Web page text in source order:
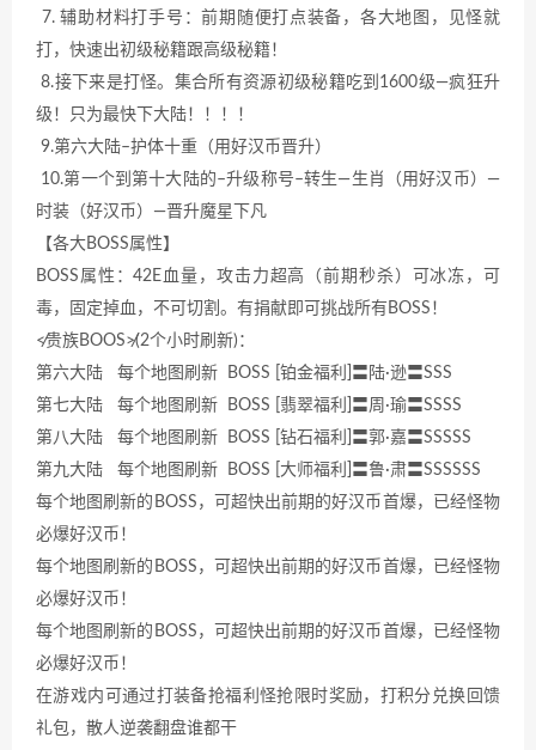
7. 辅助材料打手号：前期随便打点装备，各大地图，见怪就
打，快速出初级秘籍跟高级秘籍！
8.接下来是打怪。集合所有资源初级秘籍吃到1600级—疯狂升
级！只为最快下大陆！！！！
9.第六大陆–护体十重（用好汉币晋升）
10.第一个到第十大陆的–升级称号–转生—生肖（用好汉币）—
时装（好汉币）—晋升魔星下凡
【各大BOSS属性】
BOSS属性：42E血量，攻击力超高（前期秒杀）可冰冻，可
毒，固定掉血，不可切割。有捐献即可挑战所有BOSS！
≮贵族BOOS≯(2个小时刷新)：
第六大陆 每个地图刷新 BOSS [铂金福利]〓陆·逊〓SSS
第七大陆 每个地图刷新 BOSS [翡翠福利]〓周·瑜〓SSSS
第八大陆 每个地图刷新 BOSS [钻石福利]〓郭·嘉〓SSSSS
第九大陆 每个地图刷新 BOSS [大师福利]〓鲁·肃〓SSSSSS
每个地图刷新的BOSS，可超快出前期的好汉币首爆，已经怪物
必爆好汉币！
每个地图刷新的BOSS，可超快出前期的好汉币首爆，已经怪物
必爆好汉币！
每个地图刷新的BOSS，可超快出前期的好汉币首爆，已经怪物
必爆好汉币！
在游戏内可通过打装备抢福利怪抢限时奖励，打积分兑换回馈
礼包，散人逆袭翻盘谁都干